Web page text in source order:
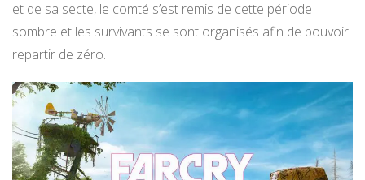
et de sa secte, le comté s’est remis de cette période
sombre et les survivants se sont organisés afin de pouvoir
repartir de zéro.